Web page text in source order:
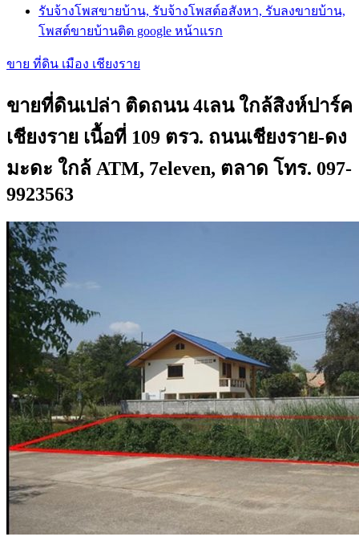
รับจ้างโพสขายบ้าน, รับจ้างโพสต์อสังหา, รับลงขายบ้าน,
โพสต์ขายบ้านติด google หน้าแรก
ขาย ที่ดิน เมือง เชียงราย
ขายที่ดินเปล่า ติดถนน 4เลน ใกล้สิงห์ปาร์ค
เชียงราย เนื้อที่ 109 ตรว. ถนนเชียงราย-ดง
มะดะ ใกล้ ATM, 7eleven, ตลาด โทร. 097-
9923563